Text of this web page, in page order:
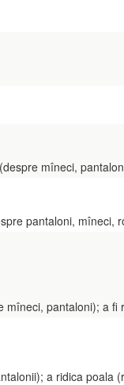
mîneci,
pantaloni, mîneci,
mîneci, pantaloni); a
a ridica poala